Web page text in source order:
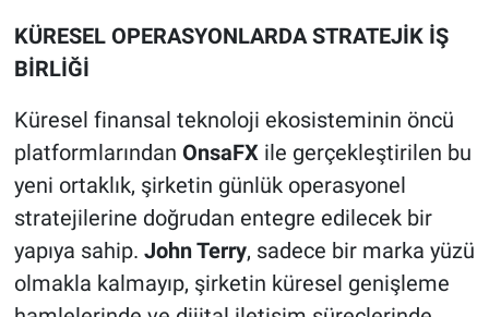
KÜRESEL OPERASYONLARDA STRATEJİK İŞ
BİRLİĞİ
Küresel finansal teknoloji ekosisteminin öncü
platformlarından OnsaFX ile gerçekleştirilen bu
yeni ortaklık, şirketin günlük operasyonel
stratejilerine doğrudan entegre edilecek bir
yapıya sahip. John Terry, sadece bir marka yüzü
olmakla kalmayıp, şirketin küresel genişleme